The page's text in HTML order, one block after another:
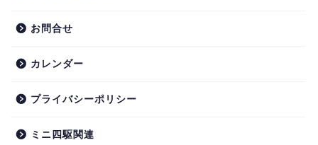
お問合せ
カレンダー
プライバシーポリシー
ミニ四駆関連